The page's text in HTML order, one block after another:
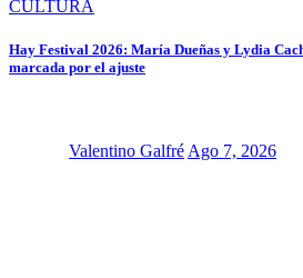
CULTURA
Hay Festival 2026: María Dueñas y Lydia
marcada por el ajuste
Valentino Galfré Ago 7, 2026